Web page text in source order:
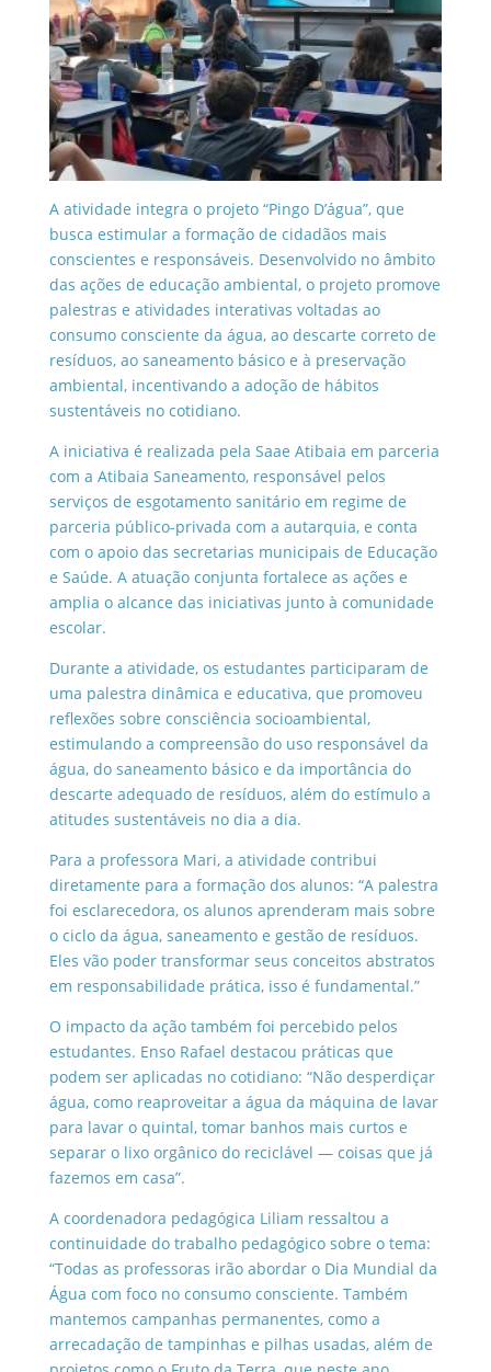
A atividade integra o projeto “Pingo D’água”, que
busca estimular a formação de cidadãos mais
conscientes e responsáveis. Desenvolvido no âmbito
das ações de educação ambiental, o projeto promove
palestras e atividades interativas voltadas ao
consumo consciente da água, ao descarte correto de
resíduos, ao saneamento básico e à preservação
ambiental, incentivando a adoção de hábitos
sustentáveis no cotidiano.
A iniciativa é realizada pela Saae Atibaia em parceria
com a Atibaia Saneamento, responsável pelos
serviços de esgotamento sanitário em regime de
parceria público-privada com a autarquia, e conta
com o apoio das secretarias municipais de Educação
e Saúde. A atuação conjunta fortalece as ações e
amplia o alcance das iniciativas junto à comunidade
escolar.
Durante a atividade, os estudantes participaram de
uma palestra dinâmica e educativa, que promoveu
reflexões sobre consciência socioambiental,
estimulando a compreensão do uso responsável da
água, do saneamento básico e da importância do
descarte adequado de resíduos, além do estímulo a
atitudes sustentáveis no dia a dia.
Para a professora Mari, a atividade contribui
diretamente para a formação dos alunos: “A palestra
foi esclarecedora, os alunos aprenderam mais sobre
o ciclo da água, saneamento e gestão de resíduos.
Eles vão poder transformar seus conceitos abstratos
em responsabilidade prática, isso é fundamental.”
O impacto da ação também foi percebido pelos
estudantes. Enso Rafael destacou práticas que
podem ser aplicadas no cotidiano: “Não desperdiçar
água, como reaproveitar a água da máquina de lavar
para lavar o quintal, tomar banhos mais curtos e
separar o lixo orgânico do reciclável — coisas que já
fazemos em casa”.
A coordenadora pedagógica Liliam ressaltou a
continuidade do trabalho pedagógico sobre o tema:
“Todas as professoras irão abordar o Dia Mundial da
Água com foco no consumo consciente. Também
mantemos campanhas permanentes, como a
arrecadação de tampinhas e pilhas usadas, além de